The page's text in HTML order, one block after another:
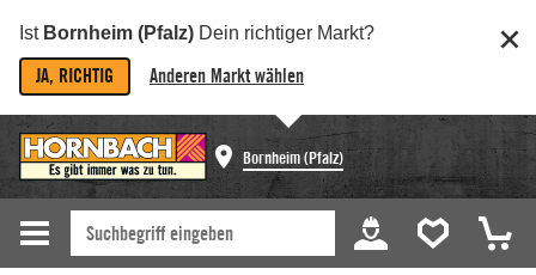
Ist Bornheim (Pfalz) Dein richtiger Markt?
JA, RICHTIG Anderen Markt wählen
Bornheim (Pfalz)